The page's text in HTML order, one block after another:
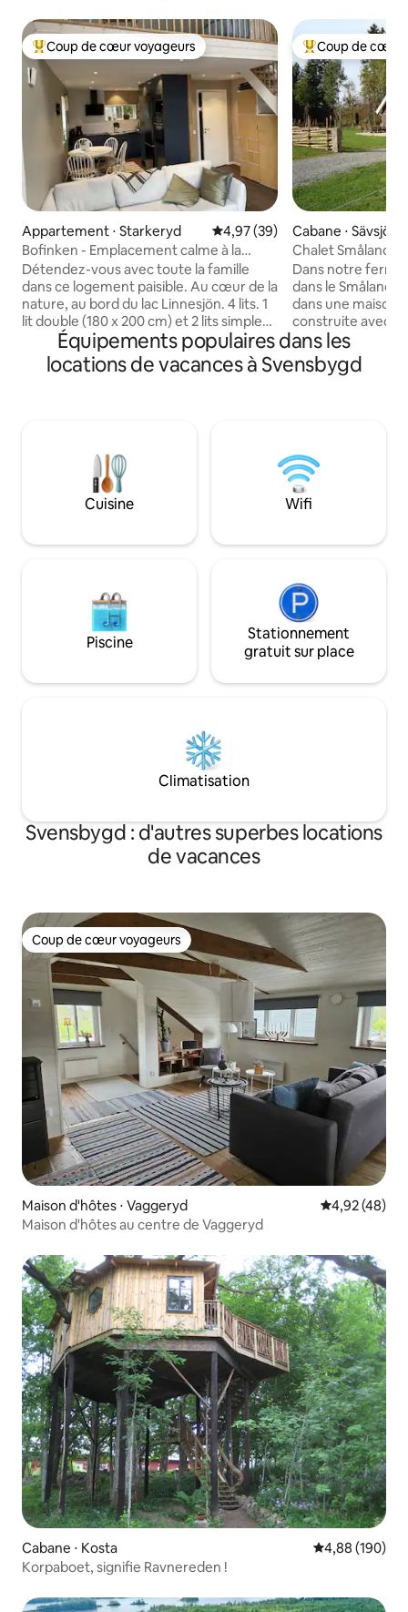
Coups de cœur voyageurs les plus appréciés
Coup de cœur voyageurs
Appartement ⋅ Starkeryd Évaluation moyenne sur la
4,97 (39)
Bofinken - Emplacement calme à la
campagne
Détendez-vous avec toute la famille
dans ce logement paisible. Au cœur de la
nature, au bord du lac Linnesjön. 4 lits. 1
lit double (180 x 200 cm) et 2 lits simples
(80 x 200 cm) 1 lit enfant peut être mis à
disposition. Le nettoyage final est
effectué par le client, mais il est possible
housses de couette, taies d'oreiller et
serviettes propres. Mais vous pouvez
également les louer. Veuillez indiquer
lors de la réservation si vous souhaitez
pour 150 SEK par personne.
Coups de cœur
Coup de cœur
Cabane ⋅ Sävsjö
Chalet Småland
Dans notre ferme
dans le Småland,
dans une maison
construite avec
d'orage, qui ont
construire un
maison de
possibilité de les
feu de bois est inclus. Prix :
personne et nuit. Possibilité de pêche à
150 mètres Parc
Glasriket 80 km
Équipements populaires dans les
locations de vacances à Svensbygd
Cuisine Wifi
Piscine
Stationnement
gratuit sur place
Climatisation
Svensbygd : d'autres superbes locations
de vacances
Coup de cœur voyageurs
Coup de cœur voyageurs
Maison d'hôtes ⋅ Vaggeryd Évaluation
4,92 (48)
Maison d'hôtes au centre de Vaggeryd
Cabane ⋅ Kosta Évaluation
4,88 (190)
Korpaboet, signifie Ravnereden !